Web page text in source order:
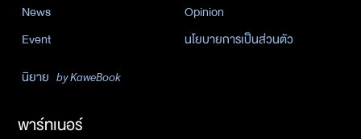
News
Opinion
Event
นโยบายการเป็นส่วนตัว
นิยาย by KaweBook
พาร์ทเนอร์